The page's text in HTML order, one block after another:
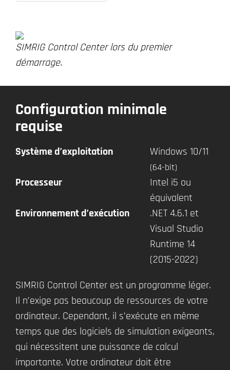
SIMRIG Control Center lors du premier
démarrage.
Configuration minimale
requise
Système d’exploitation Windows 10/11
(64-bit)
Processeur
Intel i5 ou
équivalent
Environnement d’exécution
.NET 4.6.1 et
Visual Studio
Runtime 14
(2015-2022)
SIMRIG Control Center est un programme léger.
Il n’exige pas beaucoup de ressources de votre
ordinateur. Cependant, il s’exécute en même
temps que des logiciels de simulation exigeants,
qui nécessitent une puissance de calcul
importante. Votre ordinateur doit être